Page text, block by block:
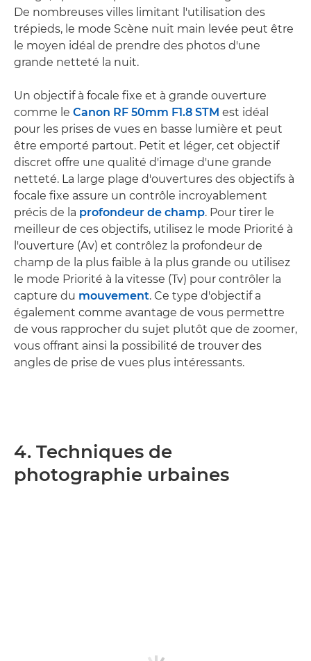
De nombreuses villes limitant l'utilisation des
trépieds, le mode Scène nuit main levée peut être
le moyen idéal de prendre des photos d'une
grande netteté la nuit.
Un objectif à focale fixe et à grande ouverture
comme le Canon RF 50mm F1.8 STM est idéal
pour les prises de vues en basse lumière et peut
être emporté partout. Petit et léger, cet objectif
discret offre une qualité d'image d'une grande
netteté. La large plage d'ouvertures des objectifs à
focale fixe assure un contrôle incroyablement
précis de la profondeur de champ. Pour tirer le
meilleur de ces objectifs, utilisez le mode Priorité à
l'ouverture (Av) et contrôlez la profondeur de
champ de la plus faible à la plus grande ou utilisez
le mode Priorité à la vitesse (Tv) pour contrôler la
capture du mouvement. Ce type d'objectif a
également comme avantage de vous permettre
de vous rapprocher du sujet plutôt que de zoomer,
vous offrant ainsi la possibilité de trouver des
angles de prise de vues plus intéressants.
4. Techniques de
photographie urbaines